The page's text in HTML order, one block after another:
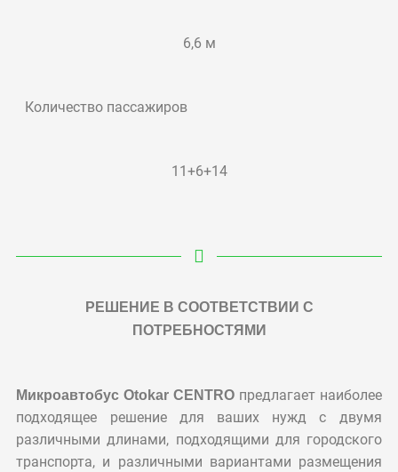
6,6 м
Количество пассажиров
11+6+14
РЕШЕНИЕ В СООТВЕТСТВИИ С
ПОТРЕБНОСТЯМИ
Микроавтобус Otokar CENTRO предлагает наиболее
подходящее решение для ваших нужд с двумя
различными длинами, подходящими для городского
транспорта, и различными вариантами размещения